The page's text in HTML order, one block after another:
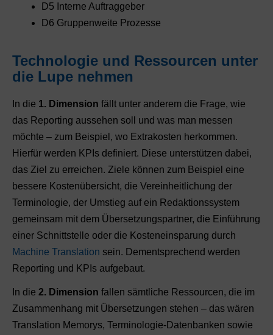
D5 Interne Auftraggeber
D6 Gruppenweite Prozesse
Technologie und Ressourcen unter
die Lupe nehmen
In die 1. Dimension fällt unter anderem die Frage, wie
das Reporting aussehen soll und was man messen
möchte – zum Beispiel, wo Extrakosten herkommen.
Hierfür werden KPIs definiert. Diese unterstützen dabei,
das Ziel zu erreichen. Ziele können zum Beispiel eine
bessere Kostenübersicht, die Vereinheitlichung der
Terminologie, der Umstieg auf ein Redaktionssystem
gemeinsam mit dem Übersetzungspartner, die Einführung
einer Schnittstelle oder die Kosteneinsparung durch
Machine Translation sein. Dementsprechend werden
Reporting und KPIs aufgebaut.
In die 2. Dimension fallen sämtliche Ressourcen, die im
Zusammenhang mit Übersetzungen stehen – das wären
Translation Memorys, Terminologie-Datenbanken sowie